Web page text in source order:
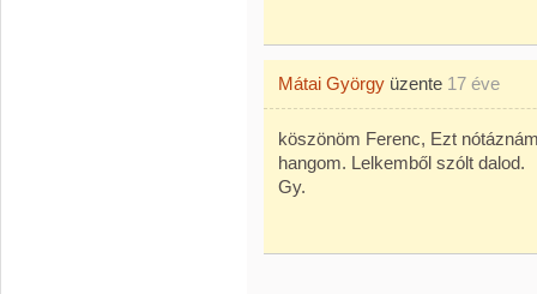
Mátai György üzente 17 éve
köszönöm Ferenc, Ezt
hangom. Lelkemből szólt dalod.
Gy.